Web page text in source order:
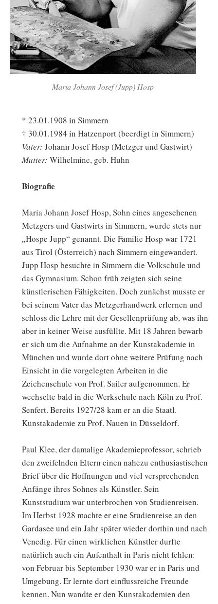
Maria Johann Josef (Jupp) Hosp
* 23.01.1908 in Simmern
† 30.01.1984 in Hatzenport (beerdigt in Simmern)
Vater: Johann Josef Hosp (Metzger und Gastwirt)
Mutter: Wilhelmine, geb. Huhn
Biografie
Maria Johann Josef Hosp, Sohn eines angesehenen
Metzgers und Gastwirts in Simmern, wurde stets nur
„Hospe Jupp“ genannt. Die Familie Hosp war 1721
aus Tirol (Österreich) nach Simmern eingewandert.
Jupp Hosp besuchte in Simmern die Volkschule und
das Gymnasium. Schon früh zeigten sich seine
künstlerischen Fähigkeiten. Doch zunächst musste er
bei seinem Vater das Metzgerhandwerk erlernen und
schloss die Lehre mit der Gesellenprüfung ab, was ihn
aber in keiner Weise ausfüllte. Mit 18 Jahren bewarb
er sich um die Aufnahme an der Kunstakademie in
München und wurde dort ohne weitere Prüfung nach
Einsicht in die vorgelegten Arbeiten in die
Zeichenschule von Prof. Sailer aufgenommen. Er
wechselte bald in die Werkschule nach Köln zu Prof.
Senfert. Bereits 1927/28 kam er an die Staatl.
Kunstakademie zu Prof. Nauen in Düsseldorf.
Paul Klee, der damalige Akademieprofessor, schrieb
den zweifelnden Eltern einen nahezu enthusiastischen
Brief über die Hoffnungen und viel versprechenden
Anfänge ihres Sohnes als Künstler. Sein
Kunststudium war unterbrochen von Studienreisen.
Im Herbst 1928 machte er eine Studienreise an den
Gardasee und ein Jahr später wieder dorthin und nach
Venedig. Für einen wirklichen Künstler durfte
natürlich auch ein Aufenthalt in Paris nicht fehlen:
von Februar bis September 1930 war er in Paris und
Umgebung. Er lernte dort einflussreiche Freunde
kennen. Nun wandte er den Kunstakademien den